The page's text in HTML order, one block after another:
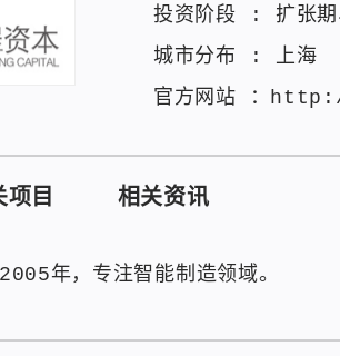
投资阶段 : 扩张期
城市分布 : 上海
官方网站 ：
项目 相关资讯
年，专注智能制造领域。